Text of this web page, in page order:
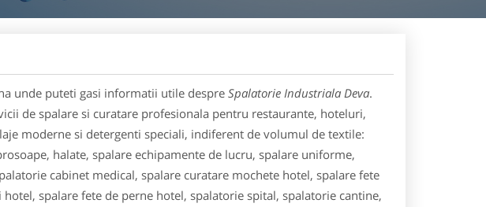
unde puteti gasi informatii utile despre Spalatorie Industriala Deva.
de spalare si curatare profesionala pentru restaurante, hoteluri,
moderne si detergenti speciali, indiferent de volumul de textile:
halate, spalare echipamente de lucru, spalare uniforme,
cabinet medical, spalare curatare mochete hotel, spalare fete
spalare fete de perne hotel, spalatorie spital, spalatorie cantine,